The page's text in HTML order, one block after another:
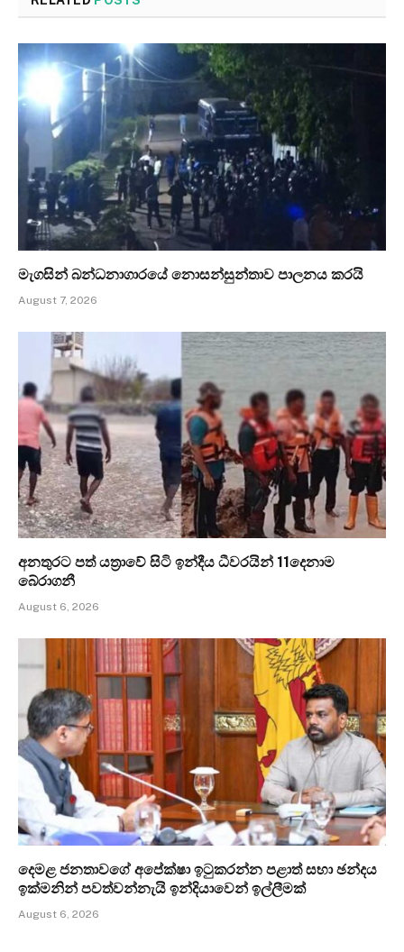
මැගසින් බන්ධනාගාරයේ නොසන්සුන්තාව පාලනය කරයි
August 7, 2026
අනතුරට පත් යත්‍රාවේ සිටි ඉන්දීය ධීවරයින් 11දෙනාම
බේරාගනී
August 6, 2026
දෙමළ ජනතාවගේ අපේක්ෂා ඉටුකරන්න පළාත් සභා ඡන්දය
ඉක්මනින් පවත්වන්නැයි ඉන්දියාවෙන් ඉල්ලීමක්
August 6, 2026